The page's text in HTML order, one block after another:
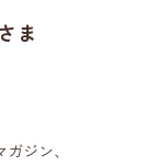
ま
ジン、